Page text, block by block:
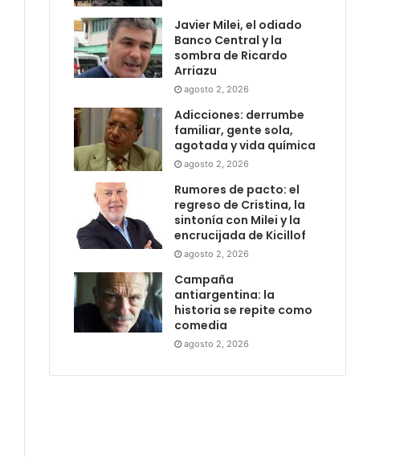
Javier Milei, el odiado
Banco Central y la
sombra de Ricardo
Arriazu
agosto 2, 2026
Adicciones: derrumbe
familiar, gente sola,
agotada y vida química
agosto 2, 2026
Rumores de pacto: el
regreso de Cristina, la
sintonía con Milei y la
encrucijada de Kicillof
agosto 2, 2026
Campaña
antiargentina: la
historia se repite como
comedia
agosto 2, 2026